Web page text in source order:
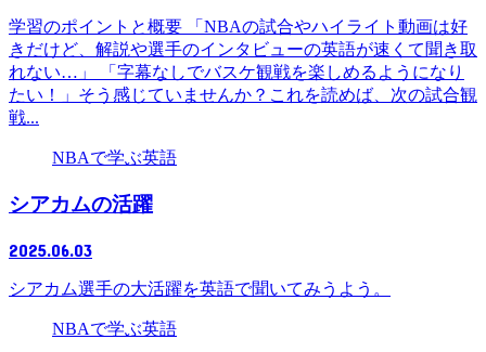
学習のポイントと概要 「NBAの試合やハイライト動画は好
きだけど、解説や選手のインタビューの英語が速くて聞き取
れない…」 「字幕なしでバスケ観戦を楽しめるようになり
たい！」そう感じていませんか？これを読めば、次の試合観
戦...
NBAで学ぶ英語
シアカムの活躍
2025.06.03
シアカム選手の大活躍を英語で聞いてみうよう。
NBAで学ぶ英語